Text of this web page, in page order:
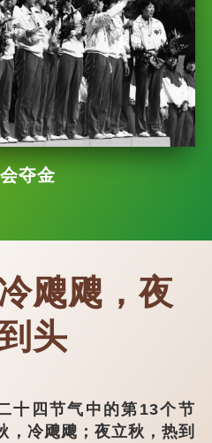
夺金
飕飕，夜
头
四节气中的第13个节
，冷飕飕；夜立秋，热到